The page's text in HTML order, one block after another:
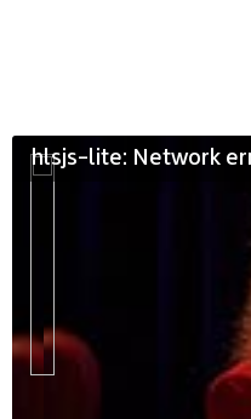
hlsjs-lite: Network